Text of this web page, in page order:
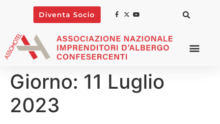
Diventa Socio
Giorno: 11 Luglio
2023